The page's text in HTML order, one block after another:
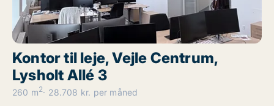
Kontor til leje, Vejle Centrum,
Lysholt Allé 3
260 m2 28.708 kr. per måned